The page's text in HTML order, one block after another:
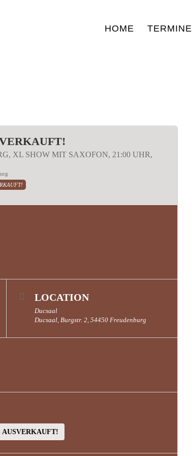
HOME TERMINE
XL SHOW MIT SAXOFON, 21:00 UHR,
LOCATION
Ducsaal
Ducsaal, Burgstr. 2, 54450 Freudenburg
AUSVERKAUFT!